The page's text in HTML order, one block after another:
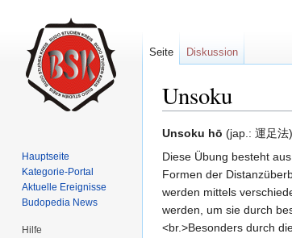
Unsoku
Unsoku hō (jap.: 運足
Diese Übung besteht
Formen der
werden mittels
werden, um sie durch
<br.>Besonders durch
Seite Diskussion
Hauptseite
Kategorie-Portal
Aktuelle Ereignisse
Budopedia News
Hilfe